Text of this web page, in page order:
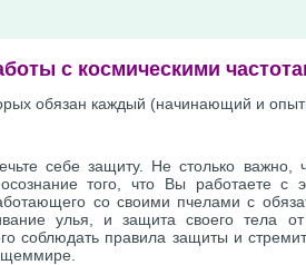
с космическими
обязан каждый (начинающий и
себе защиту. Не столько важно,
осознание того, что Вы работаете с
со своими пчелами с
улья, и защита своего тела
соблюдать правила защиты и